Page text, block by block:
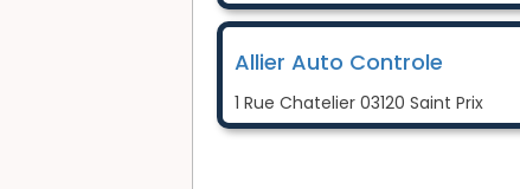
Allier Auto Controle
1 Rue Chatelier 03120 Saint Prix